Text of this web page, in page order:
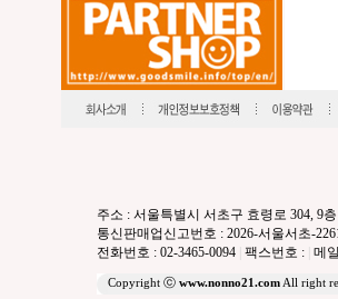
주소 : 서울특별시 서초구 효령로 304, 9
통신판매업신고번호 : 2026-서울서초-
전화번호 : 02-3465-0094 팩스번호 : 메
Copyright ⓒ www.nonno21.comAll right